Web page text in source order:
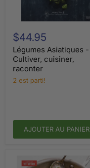
Asiatiques
Cultiver,
cuisiner,
raconter
$44.95
Légumes Asiatiques -
Cultiver, cuisiner,
raconter
2 est parti!
AJOUTER AU PANIER